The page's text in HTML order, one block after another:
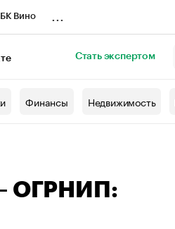
Вино
Стать экспертом
Финансы Недвижимость
ОГРНИП: